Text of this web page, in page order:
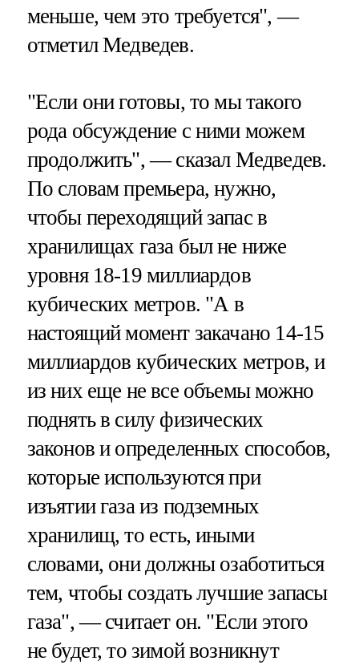
меньше, чем это требуется", —
отметил Медведев.
"Если они готовы, то мы такого
рода обсуждение с ними можем
продолжить", — сказал Медведев.
По словам премьера, нужно,
чтобы переходящий запас в
хранилищах газа был не ниже
уровня 18-19 миллиардов
кубических метров. "А в
настоящий момент закачано 14-15
миллиардов кубических метров, и
из них еще не все объемы можно
поднять в силу физических
законов и определенных способов,
которые используются при
изъятии газа из подземных
хранилищ, то есть, иными
словами, они должны озаботиться
тем, чтобы создать лучшие запасы
газа", — считает он. "Если этого
не будет, то зимой возникнут